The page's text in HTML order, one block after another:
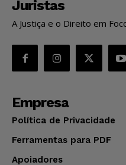
Juristas
A Justiça e o Direito em
Empresa
Política de Privacidade
Ferramentas para PDF
Apoiadores